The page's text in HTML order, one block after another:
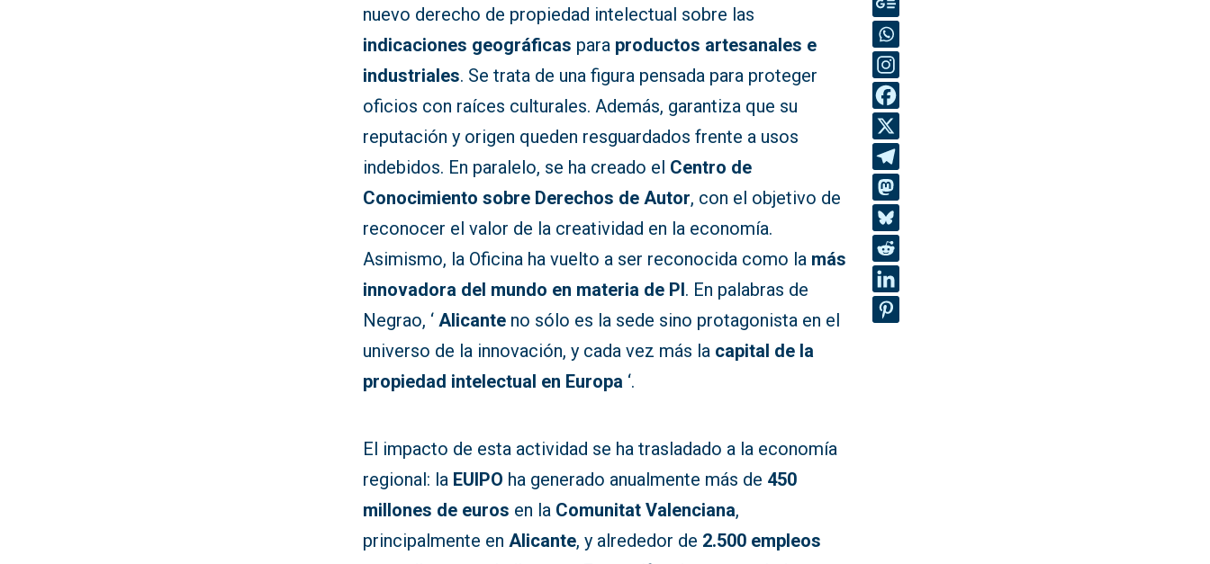
nuevo derecho de propiedad intelectual sobre las
indicaciones geográficas para productos artesanales e
industriales. Se trata de una figura pensada para proteger
oficios con raíces culturales. Además, garantiza que su
reputación y origen queden resguardados frente a usos
indebidos. En paralelo, se ha creado el Centro de
Conocimiento sobre Derechos de Autor, con el objetivo de
reconocer el valor de la creatividad en la economía.
Asimismo, la Oficina ha vuelto a ser reconocida como la más
innovadora del mundo en materia de PI. En palabras de
Negrao, ‘Alicante no sólo es la sede sino protagonista en el
universo de la innovación, y cada vez más la capital de la
propiedad intelectual en Europa ‘.
El impacto de esta actividad se ha trasladado a la economía
regional: la EUIPO ha generado anualmente más de 450
millones de euros en la Comunitat Valenciana,
principalmente enAlicante, y alrededor de 2.500 empleos